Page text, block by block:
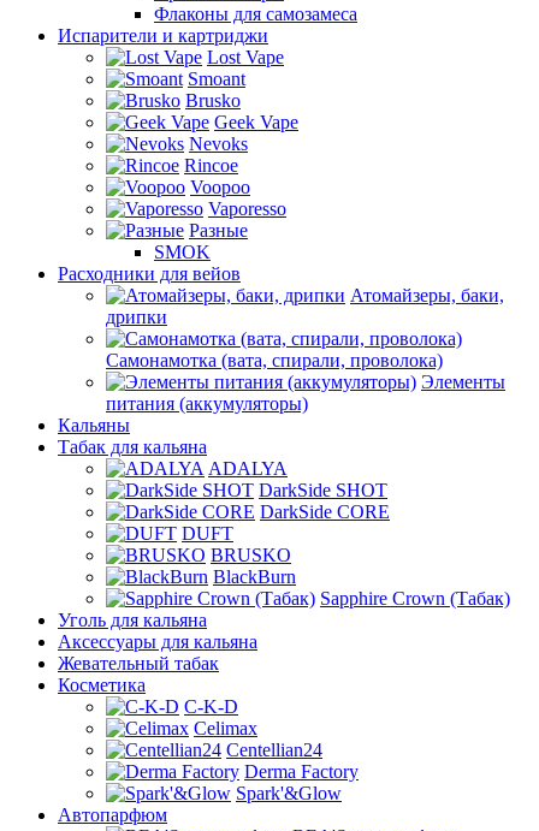
Флаконы для самозамеса
Испарители и картриджи
Lost Vape
Smoant
Brusko
Geek Vape
Nevoks
Rincoe
Voopoo
Vaporesso
Разные
SMOK
Расходники для вейов
Атомайзеры, баки,
дрипки
Самонамотка (вата, спирали, проволока)
Элементы
питания (аккумуляторы)
Кальяны
Табак для кальяна
ADALYA
DarkSide SHOT
DarkSide CORE
DUFT
BRUSKO
BlackBurn
Sapphire Crown (Табак)
Уголь для кальяна
Аксессуары для кальяна
Жевательный табак
Косметика
C-K-D
Celimax
Centellian24
Derma Factory
Spark'&Glow
Автопарфюм